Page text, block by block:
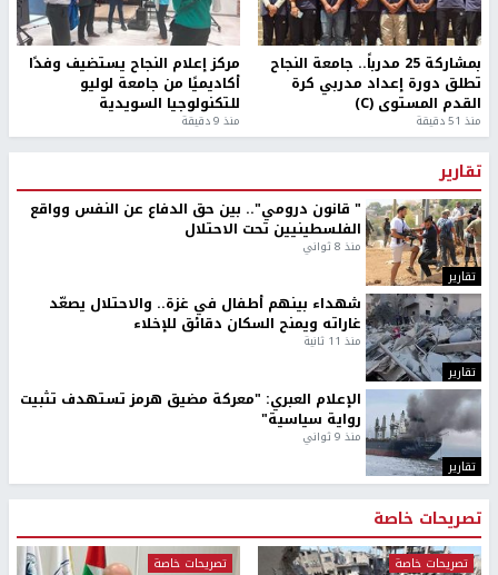
بمشاركة 25 مدرباً.. جامعة النجاح
تطلق دورة إعداد مدربي كرة
القدم المستوى (C)
منذ 51 دقيقة
مركز إعلام النجاح يستضيف وفدًا
أكاديميًا من جامعة لوليو
للتكنولوجيا السويدية
منذ 9 دقيقة
تقارير
تقارير
" قانون درومي".. بين حق الدفاع عن النفس وواقع
الفلسطينيين تحت الاحتلال
منذ 8 ثواني
تقارير
شهداء بينهم أطفال في غزة.. والاحتلال يصعّد
غاراته ويمنح السكان دقائق للإخلاء
منذ 11 ثانية
تقارير
الإعلام العبري: "معركة مضيق هرمز تستهدف تثبيت
رواية سياسية"
منذ 9 ثواني
تصريحات خاصة
تصريحات خاصة تصريحات خاصة